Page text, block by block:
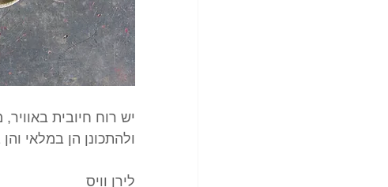
יש רוח חיובית
ולהתכונן הן במלאי
לירן וויס